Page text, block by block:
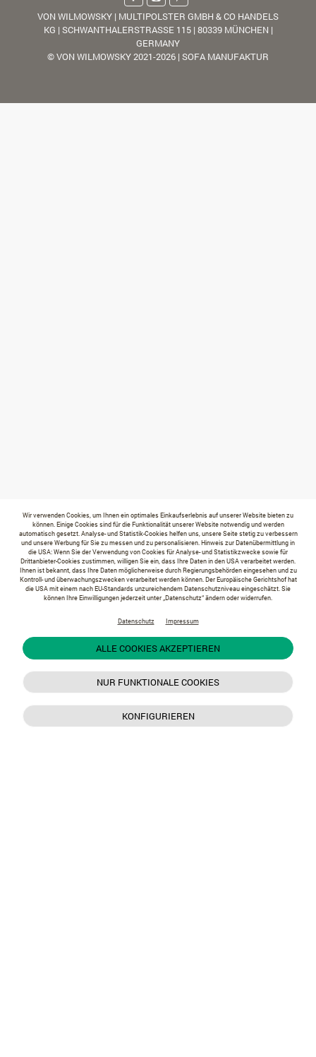
VON WILMOWSKY | MULTIPOLSTER GMBH & CO HANDELS
KG | SCHWANTHALERSTRASSE 115 | 80339 MÜNCHEN |
GERMANY
© VON WILMOWSKY 2021-2026 | SOFA MANUFAKTUR
Wir verwenden Cookies, um Ihnen ein optimales Einkaufserlebnis auf unserer Website bieten zu
können. Einige Cookies sind für die Funktionalität unserer Website notwendig und werden
automatisch gesetzt. Analyse- und Statistik-Cookies helfen uns, unsere Seite stetig zu verbessern
und unsere Werbung für Sie zu messen und zu personalisieren. Hinweis zur Datenübermittlung in
die USA: Wenn Sie der Verwendung von Cookies für Analyse- und Statistikzwecke sowie für
Drittanbieter-Cookies zustimmen, willigen Sie ein, dass Ihre Daten in den USA verarbeitet werden.
Ihnen ist bekannt, dass Ihre Daten möglicherweise durch Regierungsbehörden eingesehen und zu
Kontroll- und überwachungszwecken verarbeitet werden können. Der Europäische Gerichtshof hat
die USA mit einem nach EU-Standards unzureichendem Datenschutzniveau eingeschätzt. Sie
können Ihre Einwilligungen jederzeit unter „Datenschutz“ ändern oder widerrufen.
Datenschutz Impressum
ALLE COOKIES AKZEPTIEREN
NUR FUNKTIONALE COOKIES
KONFIGURIEREN